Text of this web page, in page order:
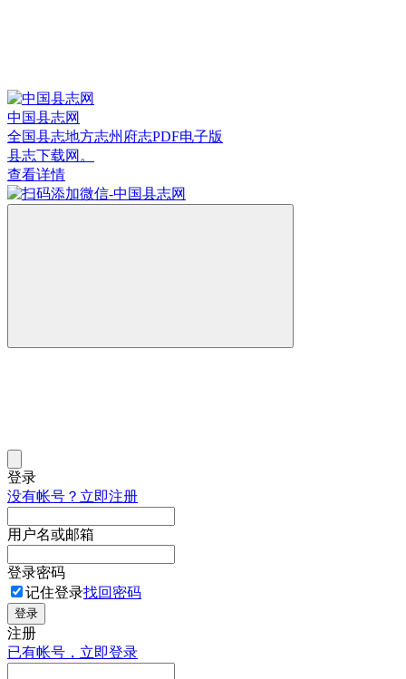
中国县志网
全国县志地方志州府志PDF电子版
县志下载网。
查看详情
登录
没有帐号？立即注册
用户名或邮箱
登录密码
记住登录找回密码
登录
注册
已有帐号，立即登录